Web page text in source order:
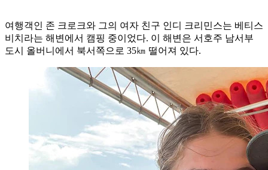
여행객인 존 크로크와 그의 여자 친구 인디 크리민스는 베티스
비치라는 해변에서 캠핑 중이었다. 이 해변은 서호주 남서부
도시 올버니에서 북서쪽으로 35㎞ 떨어져 있다.